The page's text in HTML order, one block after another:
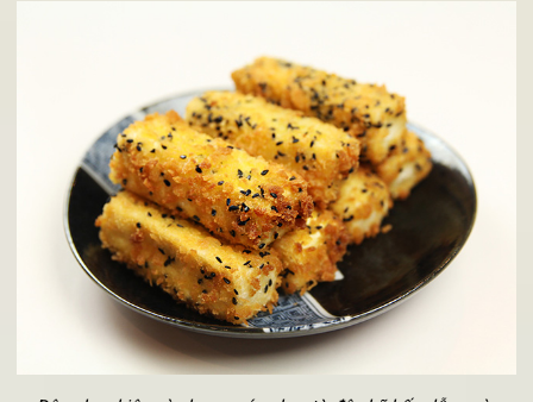
Phi thơm hành, sau đó cho cà chua xay, tương cà chua,
đường, xì dầu và ớt bột vào đun sôi. Khi nước sốt sôi
thì đổ nước lọc vào đun tiếp. Khi nước sốt sôi thì nêm
nếm thêm gia vị sao cho vừa ăn.
Cho đậu phụ rán vào nước sốt, hạ nhỏ lửa và đậy nắp lại,
đun khoảng 20 phút để đậu phũ thấm gia vị và nước sốt
hơi sền sệt lại.
Vớt đậu phụ và sốt ra đĩa, rắc ít tiêu lên và thưởng thức
đậu phụ sốt cà chua chaycùng cơm nóng.